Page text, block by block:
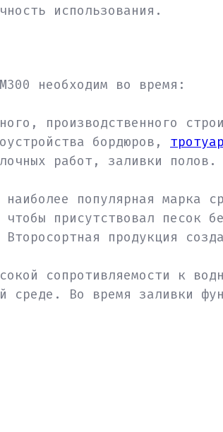
использования.
необходим во время:
производственного
бордюров,
работ, заливки полов.
популярная марка
чтобы присутствовал песок
продукция
сопротивляемости к
среде. Во время заливки